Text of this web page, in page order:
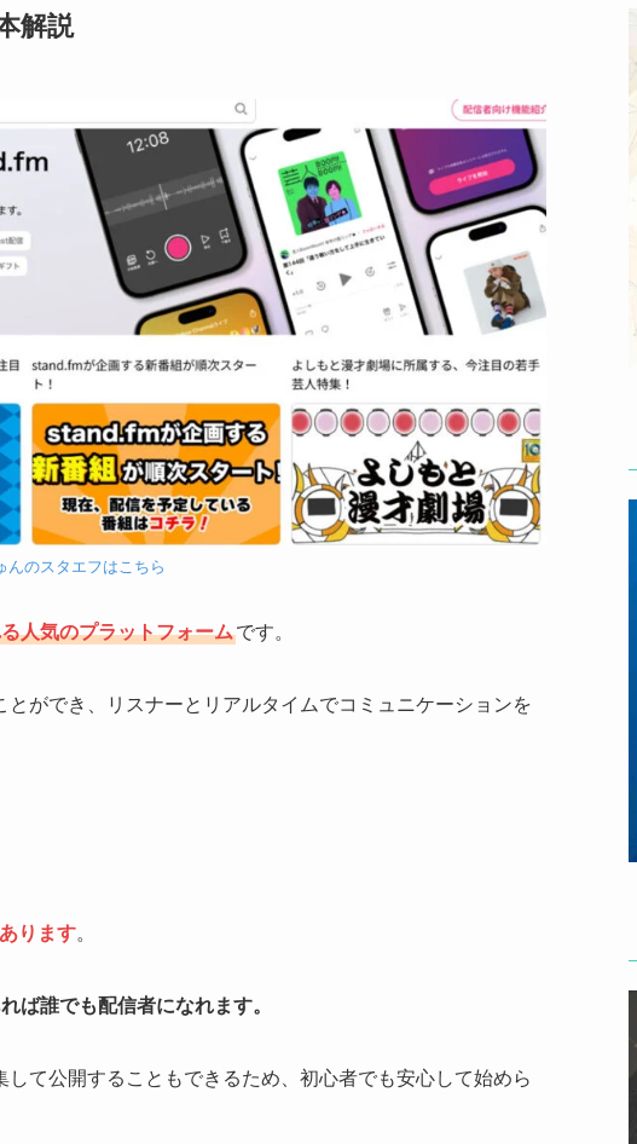
解説
んのスタエフはこちら
人気のプラットフォームです。
ができ、リスナーとリアルタイムでコミュニケーションを
ります。
ば誰でも配信者になれます。
て公開することもできるため、初心者でも安心して始めら